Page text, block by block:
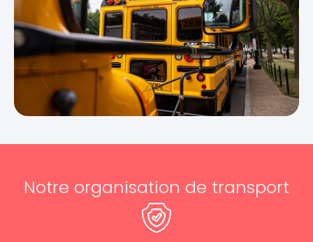
Notre organisation de transport